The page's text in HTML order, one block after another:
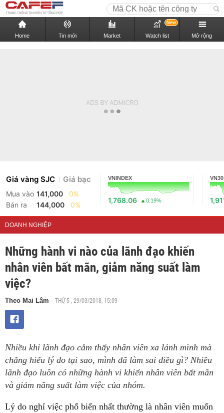
Home Tin mới Market Watch list
New
Mở rộng
Giá vàng SJC Giá bạc
Mua vào 141,000
0%
Bán ra
144,000 0%
VNINDEX
1,768.06 0.19%
VN30
DOANH NGHIỆP
Những hành vi nào của lãnh đạo khiến
nhân viên bất mãn, giảm năng suất làm
việc?
Theo Mai Lâm - THỨ 5 , 29/03/2018, 15:09
Nhiều khi lãnh đạo cảm thấy nhân viên xa lánh mình mà
chẳng hiểu lý do tại sao, mình đã làm sai điều gì? Nhiều
lãnh đạo luôn có những hành vi khiến nhân viên bất mãn
và giảm năng suất làm việc của nhóm.
Lý do nghỉ việc phổ biến nhất thường là nhân viên muốn